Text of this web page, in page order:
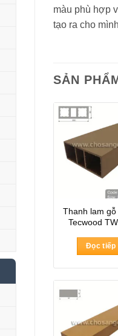
màu phù hợp
tạo ra cho
SẢN
Thanh lam
Tecwood
Đọc tiếp